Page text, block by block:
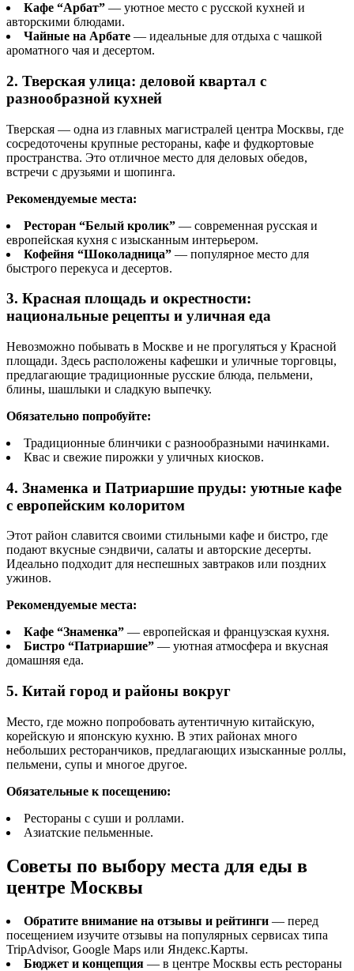
Кафе “Арбат” — уютное место с русской кухней и
авторскими блюдами.
Чайные на Арбате — идеальные для отдыха с чашкой
ароматного чая и десертом.
2. Тверская улица: деловой квартал с
разнообразной кухней
Тверская — одна из главных магистралей центра Москвы, где
сосредоточены крупные рестораны, кафе и фудкортовые
пространства. Это отличное место для деловых обедов,
встречи с друзьями и шопинга.
Рекомендуемые места:
Ресторан “Белый кролик” — современная русская и
европейская кухня с изысканным интерьером.
Кофейня “Шоколадница” — популярное место для
быстрого перекуса и десертов.
3. Красная площадь и окрестности:
национальные рецепты и уличная еда
Невозможно побывать в Москве и не прогуляться у Красной
площади. Здесь расположены кафешки и уличные торговцы,
предлагающие традиционные русские блюда, пельмени,
блины, шашлыки и сладкую выпечку.
Обязательно попробуйте:
Традиционные блинчики с разнообразными начинками.
Квас и свежие пирожки у уличных киосков.
4. Знаменка и Патриаршие пруды: уютные кафе
с европейским колоритом
Этот район славится своими стильными кафе и бистро, где
подают вкусные сэндвичи, салаты и авторские десерты.
Идеально подходит для неспешных завтраков или поздних
ужинов.
Рекомендуемые места:
Кафе “Знаменка” — европейская и французская кухня.
Бистро “Патриаршие” — уютная атмосфера и вкусная
домашняя еда.
5. Китай город и районы вокруг
Место, где можно попробовать аутентичную китайскую,
корейскую и японскую кухню. В этих районах много
небольших ресторанчиков, предлагающих изысканные роллы,
пельмени, супы и многое другое.
Обязательные к посещению:
Рестораны с суши и роллами.
Азиатские пельменные.
Советы по выбору места для еды в
центре Москвы
Обратите внимание на отзывы и рейтинги — перед
посещением изучите отзывы на популярных сервисах типа
TripAdvisor, Google Maps или Яндекс.Карты.
Бюджет и концепция — в центре Москвы есть рестораны